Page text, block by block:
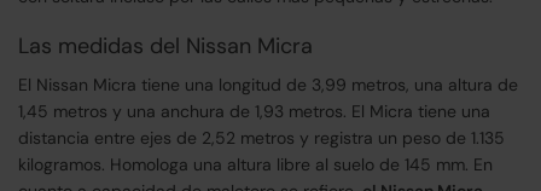
Las medidas del Nissan Micra
El Nissan Micra tiene una longitud de 3,99 metros, una altura de
1,45 metros y una anchura de 1,93 metros. El Micra tiene una
distancia entre ejes de 2,52 metros y registra un peso de 1.135
kilogramos. Homologa una altura libre al suelo de 145 mm. En